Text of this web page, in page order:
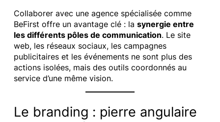
Collaborer avec une agence spécialisée comme
BeFirst offre un avantage clé : la synergie entre
les différents pôles de communication. Le site
web, les réseaux sociaux, les campagnes
publicitaires et les événements ne sont plus des
actions isolées, mais des outils coordonnés au
service d’une même vision.
Le branding : pierre angulaire